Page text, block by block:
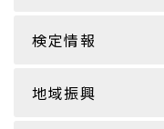
検定情報
地域振興